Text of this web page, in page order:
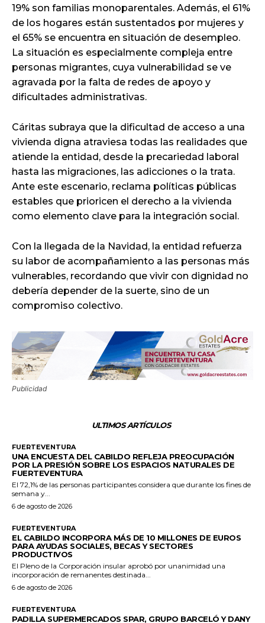
19% son familias monoparentales. Además, el 61%
de los hogares están sustentados por mujeres y
el 65% se encuentra en situación de desempleo.
La situación es especialmente compleja entre
personas migrantes, cuya vulnerabilidad se ve
agravada por la falta de redes de apoyo y
dificultades administrativas.
Cáritas subraya que la dificultad de acceso a una
vivienda digna atraviesa todas las realidades que
atiende la entidad, desde la precariedad laboral
hasta las migraciones, las adicciones o la trata.
Ante este escenario, reclama políticas públicas
estables que prioricen el derecho a la vivienda
como elemento clave para la integración social.
Con la llegada de la Navidad, la entidad refuerza
su labor de acompañamiento a las personas más
vulnerables, recordando que vivir con dignidad no
debería depender de la suerte, sino de un
compromiso colectivo.
Publicidad
ULTIMOS ARTÍCULOS
FUERTEVENTURA
UNA ENCUESTA DEL CABILDO REFLEJA PREOCUPACIÓN
POR LA PRESIÓN SOBRE LOS ESPACIOS NATURALES DE
FUERTEVENTURA
El 72,1% de las personas participantes considera que durante los fines de
semana y...
6 de agosto de 2026
FUERTEVENTURA
EL CABILDO INCORPORA MÁS DE 10 MILLONES DE EUROS
PARA AYUDAS SOCIALES, BECAS Y SECTORES
PRODUCTIVOS
El Pleno de la Corporación insular aprobó por unanimidad una
incorporación de remanentes destinada...
6 de agosto de 2026
FUERTEVENTURA
PADILLA SUPERMERCADOS SPAR, GRUPO BARCELÓ Y DANY